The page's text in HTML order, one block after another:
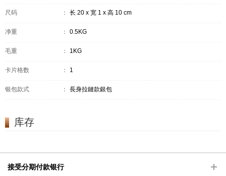
尺码 ： 长 20 x 宽 1 x 高 10 cm
净重 ： 0.5KG
毛重 ： 1KG
卡片格数 ： 1
银包款式 ： 長身拉鏈款銀包
库存
接受分期付款银行